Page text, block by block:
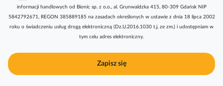
r
y
j
n
Zapisz się
informacji handlowych od Bionic sp. z o.o., al. Grunwaldzka 415, 80-309 Gdańsk NIP
5842792671, REGON 385889185 na zasadach określonych w ustawie z dnia 18 lipca 2002
roku o świadczeniu usług drogą elektroniczną (Dz.U.2016.1030 t.j. ze zm.) i udostępniam w
tym celu adres elektroniczny.